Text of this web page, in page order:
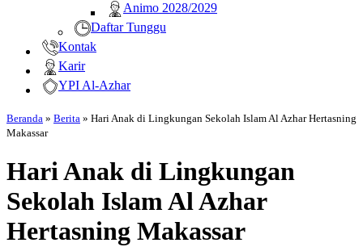
Animo 2028/2029
Daftar Tunggu
Kontak
Karir
YPI Al-Azhar
Beranda » Berita » Hari Anak di Lingkungan Sekolah Islam Al Azhar Hertasning
Makassar
Hari Anak di Lingkungan
Sekolah Islam Al Azhar
Hertasning Makassar